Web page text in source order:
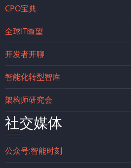
CPO宝典
全球IT瞭望
开发者开聊
智能化转型智库
架构师研究会
社交媒体
公众号:智能时刻